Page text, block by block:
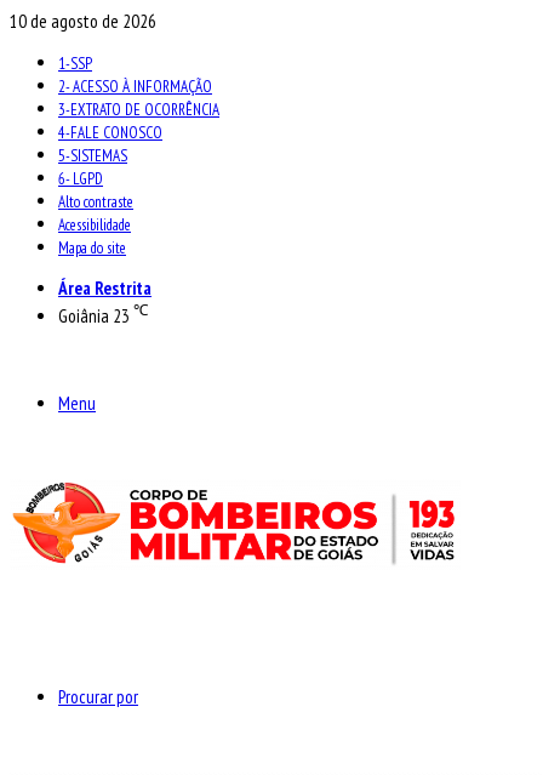
10 de agosto de 2026
1-SSP
2- ACESSO À INFORMAÇÃO
3-EXTRATO DE OCORRÊNCIA
4-FALE CONOSCO
5-SISTEMAS
6- LGPD
Alto contraste
Acessibilidade
Mapa do site
Área Restrita
Goiânia 23 ℃
Menu
Procurar por